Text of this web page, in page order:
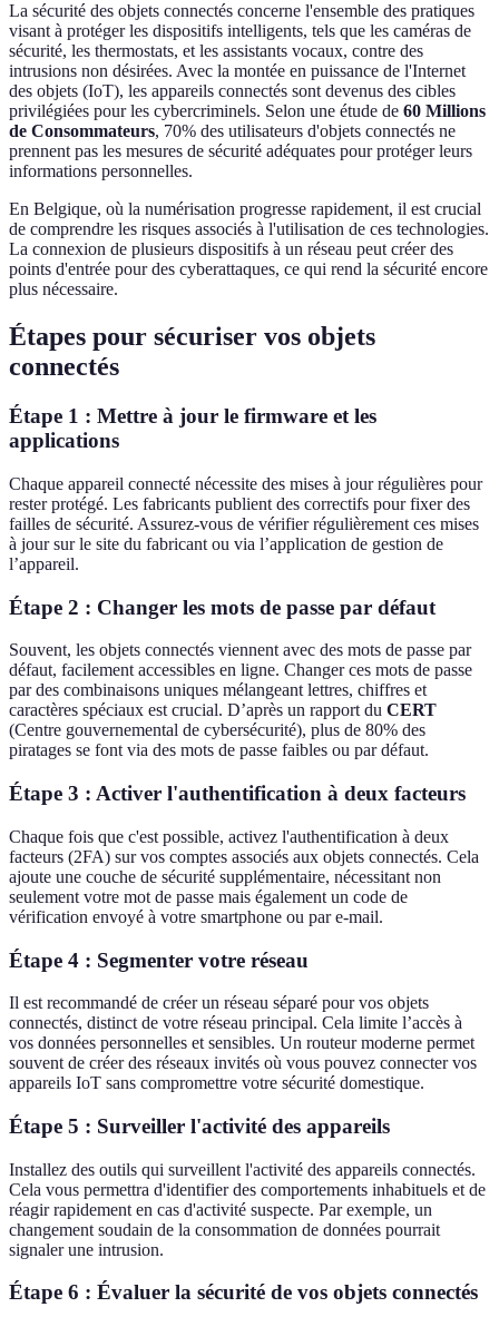
La sécurité des objets connectés concerne l'ensemble des pratiques
visant à protéger les dispositifs intelligents, tels que les caméras de
sécurité, les thermostats, et les assistants vocaux, contre des
intrusions non désirées. Avec la montée en puissance de l'Internet
des objets (IoT), les appareils connectés sont devenus des cibles
privilégiées pour les cybercriminels. Selon une étude de 60 Millions
de Consommateurs, 70% des utilisateurs d'objets connectés ne
prennent pas les mesures de sécurité adéquates pour protéger leurs
informations personnelles.
En Belgique, où la numérisation progresse rapidement, il est crucial
de comprendre les risques associés à l'utilisation de ces technologies.
La connexion de plusieurs dispositifs à un réseau peut créer des
points d'entrée pour des cyberattaques, ce qui rend la sécurité encore
plus nécessaire.
Étapes pour sécuriser vos objets
connectés
Étape 1 : Mettre à jour le firmware et les
applications
Chaque appareil connecté nécessite des mises à jour régulières pour
rester protégé. Les fabricants publient des correctifs pour fixer des
failles de sécurité. Assurez-vous de vérifier régulièrement ces mises
à jour sur le site du fabricant ou via l’application de gestion de
l’appareil.
Étape 2 : Changer les mots de passe par défaut
Souvent, les objets connectés viennent avec des mots de passe par
défaut, facilement accessibles en ligne. Changer ces mots de passe
par des combinaisons uniques mélangeant lettres, chiffres et
caractères spéciaux est crucial. D’après un rapport du CERT
(Centre gouvernemental de cybersécurité), plus de 80% des
piratages se font via des mots de passe faibles ou par défaut.
Étape 3 : Activer l'authentification à deux facteurs
Chaque fois que c'est possible, activez l'authentification à deux
facteurs (2FA) sur vos comptes associés aux objets connectés. Cela
ajoute une couche de sécurité supplémentaire, nécessitant non
seulement votre mot de passe mais également un code de
vérification envoyé à votre smartphone ou par e-mail.
Étape 4 : Segmenter votre réseau
Il est recommandé de créer un réseau séparé pour vos objets
connectés, distinct de votre réseau principal. Cela limite l’accès à
vos données personnelles et sensibles. Un routeur moderne permet
souvent de créer des réseaux invités où vous pouvez connecter vos
appareils IoT sans compromettre votre sécurité domestique.
Étape 5 : Surveiller l'activité des appareils
Installez des outils qui surveillent l'activité des appareils connectés.
Cela vous permettra d'identifier des comportements inhabituels et de
réagir rapidement en cas d'activité suspecte. Par exemple, un
changement soudain de la consommation de données pourrait
signaler une intrusion.
Étape 6 : Évaluer la sécurité de vos objets connectés